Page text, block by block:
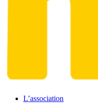
L’association